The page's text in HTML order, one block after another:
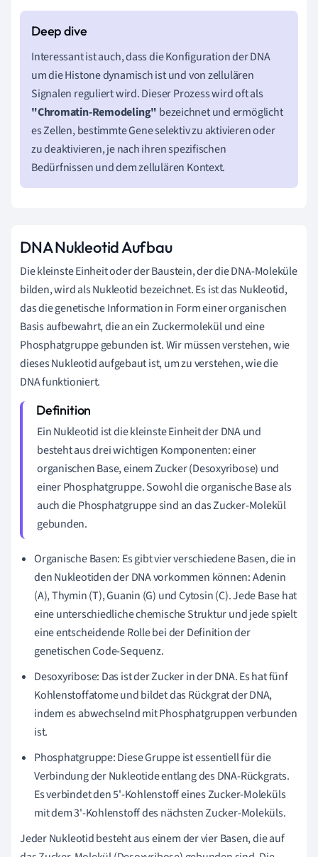
Interessant ist auch, dass die Konfiguration der DNA
um die Histone dynamisch ist und von zellulären
Signalen reguliert wird. Dieser Prozess wird oft als
"Chromatin-Remodeling" bezeichnet und ermöglicht
es Zellen, bestimmte Gene selektiv zu aktivieren oder
zu deaktivieren, je nach ihren spezifischen
Bedürfnissen und dem zellulären Kontext.
DNA Nukleotid Aufbau
Die kleinste Einheit oder der Baustein, der die DNA-Moleküle
bilden, wird als Nukleotid bezeichnet. Es ist das Nukleotid,
das die genetische Information in Form einer organischen
Basis aufbewahrt, die an ein Zuckermolekül und eine
Phosphatgruppe gebunden ist. Wir müssen verstehen, wie
dieses Nukleotid aufgebaut ist, um zu verstehen, wie die
DNA funktioniert.
Ein Nukleotid ist die kleinste Einheit der DNA und
besteht aus drei wichtigen Komponenten: einer
organischen Base, einem Zucker (Desoxyribose) und
einer Phosphatgruppe. Sowohl die organische Base als
auch die Phosphatgruppe sind an das Zucker-Molekül
gebunden.
Organische Basen: Es gibt vier verschiedene Basen, die in
den Nukleotiden der DNA vorkommen können: Adenin
(A), Thymin (T), Guanin (G) und Cytosin (C). Jede Base hat
eine unterschiedliche chemische Struktur und jede spielt
eine entscheidende Rolle bei der Definition der
genetischen Code-Sequenz.
Desoxyribose: Das ist der Zucker in der DNA. Es hat fünf
Kohlenstoffatome und bildet das Rückgrat der DNA,
indem es abwechselnd mit Phosphatgruppen verbunden
ist.
Phosphatgruppe: Diese Gruppe ist essentiell für die
Verbindung der Nukleotide entlang des DNA-Rückgrats.
Es verbindet den 5'-Kohlenstoff eines Zucker-Moleküls
mit dem 3'-Kohlenstoff des nächsten Zucker-Moleküls.
Jeder Nukleotid besteht aus einem der vier Basen, die auf